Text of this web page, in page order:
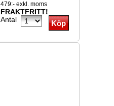
479:- exkl. moms
FRAKTFRITT!
Antal